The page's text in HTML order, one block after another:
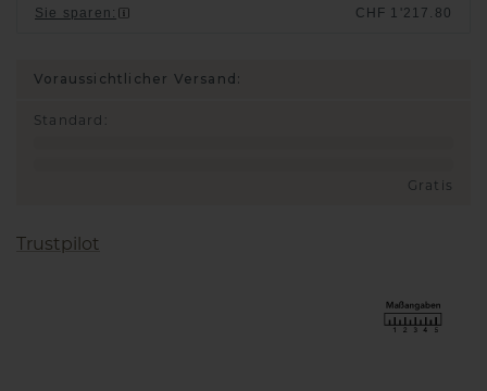
Sie sparen : CHF 1'217.80
Voraussichtlicher Versand:
Standard :
Gratis
Trustpilot